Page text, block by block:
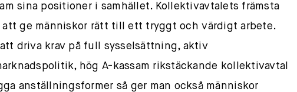
sina positioner i samhället. Kollektivavtalets främsta
att ge människor rätt till ett tryggt och värdigt arbete.
att driva krav på full sysselsättning, aktiv
hög A-kassam rikstäckande kollektivavtal
anställningsformer så ger man också människor